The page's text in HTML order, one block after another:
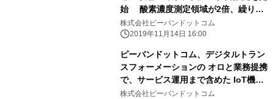
始 酸素濃度測定領域が2倍、繰り返
し使用ができ材料費の削減に
株式会社ピーバンドットコム
2019年11月14日 16:00
ピーバンドットコム、デジタルトラン
スフォーメーションの オロと業務提携
で、サービス運用まで含めた IoT機器
開発ソリューションを展開
株式会社ピーバンドットコム